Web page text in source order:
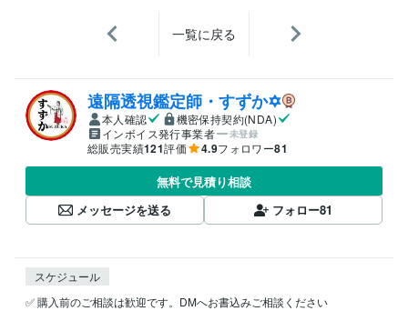
一覧に戻る
遠隔透視鑑定師・すずか✡
本人確認
機密保持契約(NDA)
インボイス発行事業者
未登録
総販売実績121評価 4.9フォロワー81
無料で見積り相談
メッセージを送る
フォロー81
スケジュール
✅ 購入前のご相談は歓迎です。DMへお書込みご相談ください